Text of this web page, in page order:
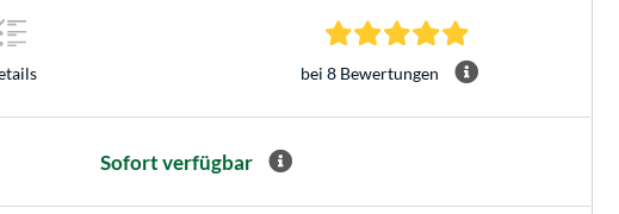
4.9 Sterne bei 8
bei 8 Bewertungen
Sofort verfügbar